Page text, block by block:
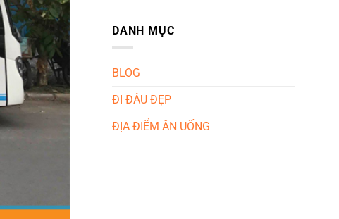
DANH MỤC
BLOG
ĐI ĐÂU ĐẸP
ĐỊA ĐIỂM ĂN UỐNG